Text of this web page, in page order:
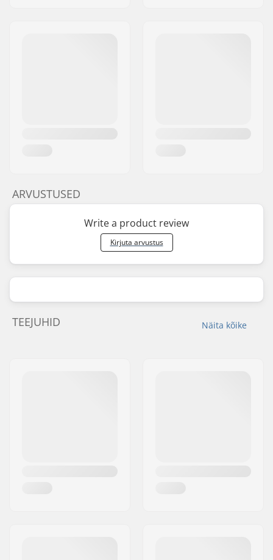
ARVUSTUSED
Write a product review
Kirjuta arvustus
Näita kõike
TEEJUHID